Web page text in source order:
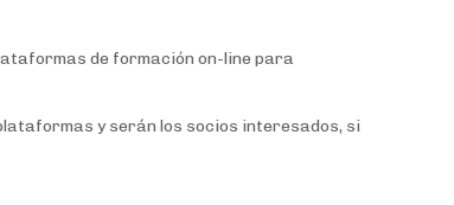
de formación on-line para
y serán los socios interesados, si